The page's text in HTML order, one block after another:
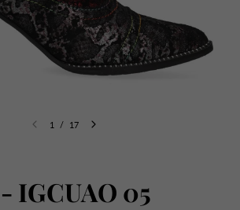
1 / 17
IGCUAO 05